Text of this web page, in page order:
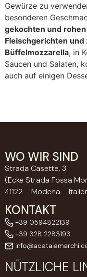
Gewürze zu
besonderen
gekochten und
Fleischgerichten
Büffelmozzarella, in
Saucen und Salaten,
auch auf einigen
WO WIR SIND
Strada Casette, 3
(Ecke Strada Fossa
41122 – Modena –
KONTAKT
+39 0594822139
+39 328 2283193
NÜTZLICHE